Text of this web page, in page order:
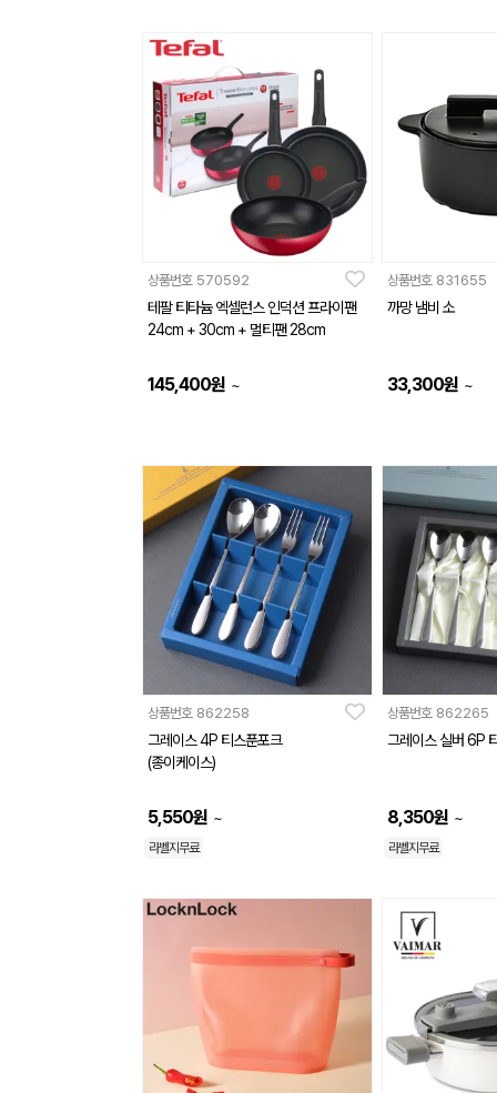
상품번호 570592
테팔 티타늄 엑셀런스 인덕션 프라이팬
24cm + 30cm + 멀티팬 28cm
145,400원 ~
상품번호 831655
까망 냄비 소
33,300원 ~
상품번호 862258
그레이스 4P 티스푼포크
(종이케이스)
5,550원 ~
라벨지무료
상품번호 862265
그레이스 실버 6P
8,350원 ~
라벨지무료